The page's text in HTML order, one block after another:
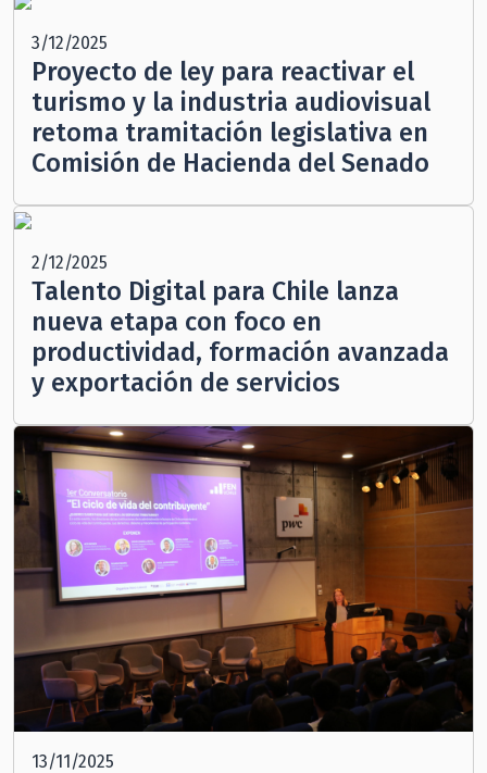
3/12/2025
Proyecto de ley para reactivar el
turismo y la industria audiovisual
retoma tramitación legislativa en
Comisión de Hacienda del Senado
2/12/2025
Talento Digital para Chile lanza
nueva etapa con foco en
productividad, formación avanzada
y exportación de servicios
13/11/2025